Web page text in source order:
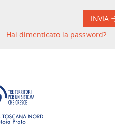
INVIA
Hai dimenticato la password?